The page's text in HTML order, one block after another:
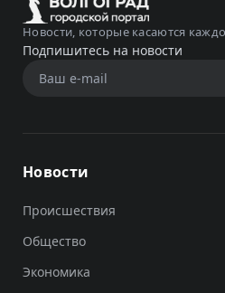
Новости, которые касаются
Подпишитесь на новости
Новости
Происшествия
Общество
Экономика